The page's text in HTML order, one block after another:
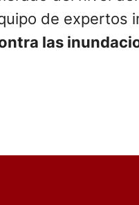
de
las